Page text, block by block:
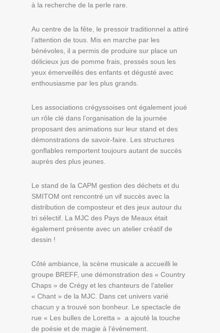
à la recherche de la perle rare.
Au centre de la fête, le pressoir traditionnel a attiré
l’attention de tous. Mis en marche par les
bénévoles, il a permis de produire sur place un
délicieux jus de pomme frais, pressés sous les
yeux émerveillés des enfants et dégusté avec
enthousiasme par les plus grands.
Les associations crégyssoises ont également joué
un rôle clé dans l’organisation de la journée
proposant des animations sur leur stand et des
démonstrations de savoir-faire. Les structures
gonflables remportent toujours autant de succès
auprès des plus jeunes.
Le stand de la CAPM gestion des déchets et du
SMITOM ont rencontré un vif succès avec la
distribution de composteur et des jeux autour du
tri sélectif. La MJC des Pays de Meaux était
également présente avec un atelier créatif de
dessin !
Côté ambiance, la scène musicale a accueilli le
groupe BREFF, une démonstration des « Country
Chaps » de Crégy et les chanteurs de l’atelier
« Chant » de la MJC. Dans cet univers varié
chacun y a trouvé son bonheur. Le spectacle de
rue « Les bulles de Loretta » a ajouté la touche
de poésie et de magie à l’évènement.